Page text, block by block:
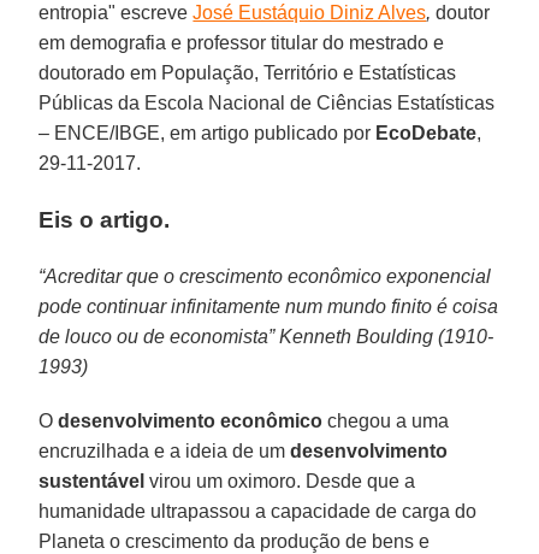
entropia" escreveJosé Eustáquio Diniz Alves,doutor
em demografia e professor titular do mestrado e
doutorado em População, Território e Estatísticas
Públicas da Escola Nacional de Ciências Estatísticas
– ENCE/IBGE, em artigo publicado por EcoDebate,
29-11-2017.
Eis o artigo.
“Acreditar que o crescimento econômico exponencial
pode continuar infinitamente num mundo finito é coisa
de louco ou de economista” Kenneth Boulding (1910-
1993)
Odesenvolvimento econômico chegou a uma
encruzilhada e a ideia de umdesenvolvimento
sustentável virou um oximoro. Desde que a
humanidade ultrapassou a capacidade de carga do
Planeta o crescimento da produção de bens e